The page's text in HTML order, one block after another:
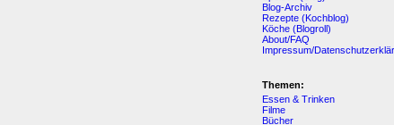
Blog-Archiv
Rezepte (Kochblog)
Köche (Blogroll)
About/FAQ
Impressum/
Themen:
Essen & Trinken
Filme
Bücher